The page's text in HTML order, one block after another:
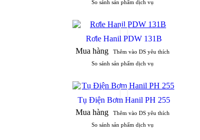
So sánh sản phẩm dịch vụ
Rơle Hanil PDW 131B
Mua hàng
Thêm vào DS yêu thích
So sánh sản phẩm dịch vụ
Tụ Điện Bơm Hanil PH 255
Mua hàng
Thêm vào DS yêu thích
So sánh sản phẩm dịch vụ